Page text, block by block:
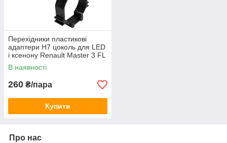
Перехідники пластикові
адаптери H7 цоколь для LED
і ксенону Renault Master 3 FL
2019-2024 (150043)
В наявності
260 ₴/пара
Купити
Про нас